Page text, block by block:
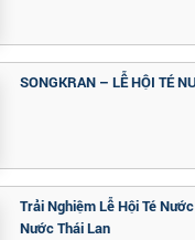
SONGKRAN – LỄ HỘI TÉ
Trải Nghiệm Lễ Hội Té
Nước Thái Lan